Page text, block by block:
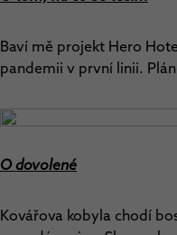
Baví mě projekt Hero
pandemii v první linii.
O dovolené
Kovářova kobyla chodí